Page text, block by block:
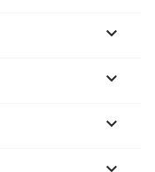


